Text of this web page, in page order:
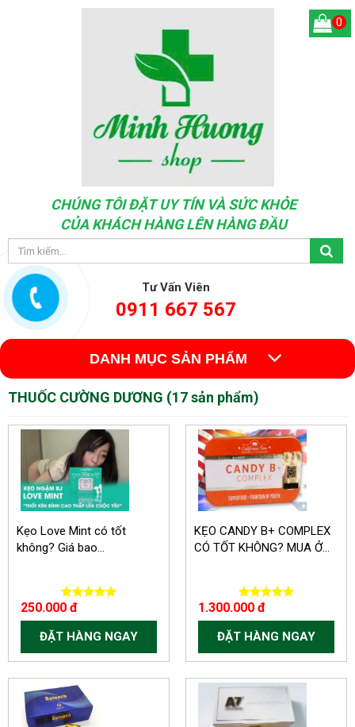
CHÚNG TÔI ĐẶT UY TÍN VÀ SỨC KHỎE
CỦA KHÁCH HÀNG LÊN HÀNG ĐẦU
Tư Vấn Viên
0911 667 567
0
DANH MỤC SẢN PHẨM
THUỐC CƯỜNG DƯƠNG (17 sản phẩm)
Kẹo Love Mint có tốt
không? Giá bao...
250.000 đ
ĐẶT HÀNG NGAY
KẸO CANDY B+ COMPLEX
CÓ TỐT KHÔNG? MUA Ở...
1.300.000 đ
ĐẶT HÀNG NGAY